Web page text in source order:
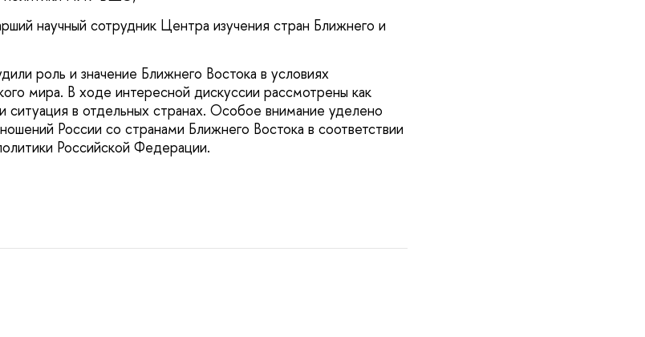
научный сотрудник Центра изучения стран Ближнего и
роль и значение Ближнего Востока в условиях
мира. В ходе интересной дискуссии рассмотрены как
в отдельных странах. Особое внимание уделено
России со странами Ближнего Востока в соответствии
Российской Федерации.